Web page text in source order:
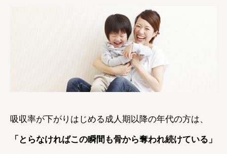
吸収率が下がりはじめる成人期以降の年代の方は、
「とらなければこの瞬間も骨から奪われ続けている」